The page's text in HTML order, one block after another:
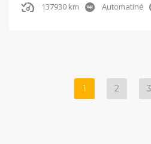
137930 km Automatinė
1 2 3